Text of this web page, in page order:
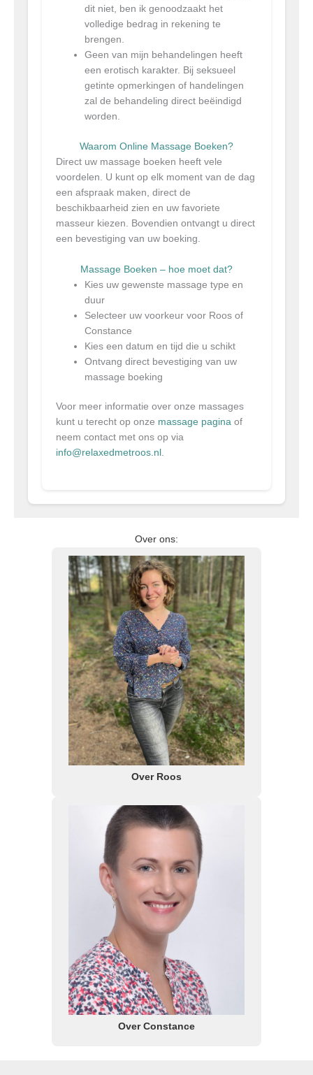
dit niet, ben ik genoodzaakt het
volledige bedrag in rekening te
brengen.
Geen van mijn behandelingen heeft
een erotisch karakter. Bij seksueel
getinte opmerkingen of handelingen
zal de behandeling direct beëindigd
worden.
Waarom Online Massage Boeken?
Direct uw massage boeken heeft vele
voordelen. U kunt op elk moment van de dag
een afspraak maken, direct de
beschikbaarheid zien en uw favoriete
masseur kiezen. Bovendien ontvangt u direct
een bevestiging van uw boeking.
Massage Boeken – hoe moet dat?
Kies uw gewenste massage type en
duur
Selecteer uw voorkeur voor Roos of
Constance
Kies een datum en tijd die u schikt
Ontvang direct bevestiging van uw
massage boeking
Voor meer informatie over onze massages
kunt u terecht op onze massage pagina of
neem contact met ons op via
info@relaxedmetroos.nl .
Over ons:
Over Roos
Over Constance